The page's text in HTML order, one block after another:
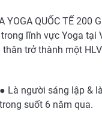
YOGA QUỐC TẾ
lĩnh vực Yoga
trở thành một
● Là người sáng lập &
trong suốt 6 năm qua.